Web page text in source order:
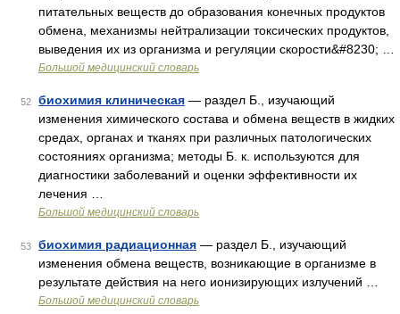
питательных веществ до образования конечных продуктов
обмена, механизмы нейтрализации токсических продуктов,
выведения их из организма и регуляции скорости&#8230; …
Большой медицинский словарь
52 биохимия клиническая — раздел Б., изучающий
изменения химического состава и обмена веществ в жидких
средах, органах и тканях при различных патологических
состояниях организма; методы Б. к. используются для
диагностики заболеваний и оценки эффективности их
лечения …
Большой медицинский словарь
53 биохимия радиационная — раздел Б., изучающий
изменения обмена веществ, возникающие в организме в
результате действия на него ионизирующих излучений …
Большой медицинский словарь